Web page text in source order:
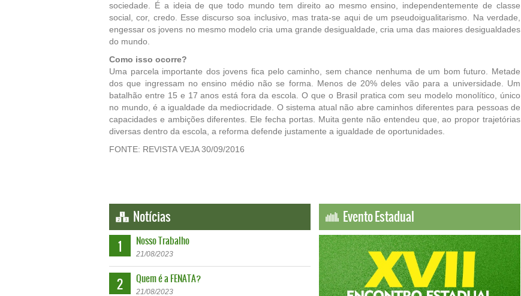
sociedade. É a ideia de que todo mundo tem direito ao mesmo ensino, independentemente de classe
social, cor, credo. Esse discurso soa inclusivo, mas trata-­se aqui de um pseu­doigualitarismo. Na verdade,
engessar os jovens no mesmo modelo cria uma grande desigualdade, cria uma das maiores desigualdades
do mundo.
Como isso ocorre?
Uma parcela importante dos jovens fica pelo caminho, sem chance nenhuma de um bom futuro. Metade
dos que ingressam no ensino médio não se forma. Menos de 20% deles vão para a universidade. Um
batalhão entre 15 e 17 anos está fora da escola. O que o Brasil pratica com seu modelo monolítico, único
no mundo, é a igualdade da mediocridade. O sistema atual não abre caminhos diferentes para pessoas de
capacidades e ambições diferentes. Ele fecha portas. Muita gente não entendeu que, ao propor trajetórias
diversas dentro da escola, a reforma defende justamente a igualdade de oportunidades.
FONTE: REVISTA VEJA 30/09/2016
Notícias
1
Nosso Trabalho
21/08/2023
2 Quem é a FENATA?
21/08/2023
Evento Estadual